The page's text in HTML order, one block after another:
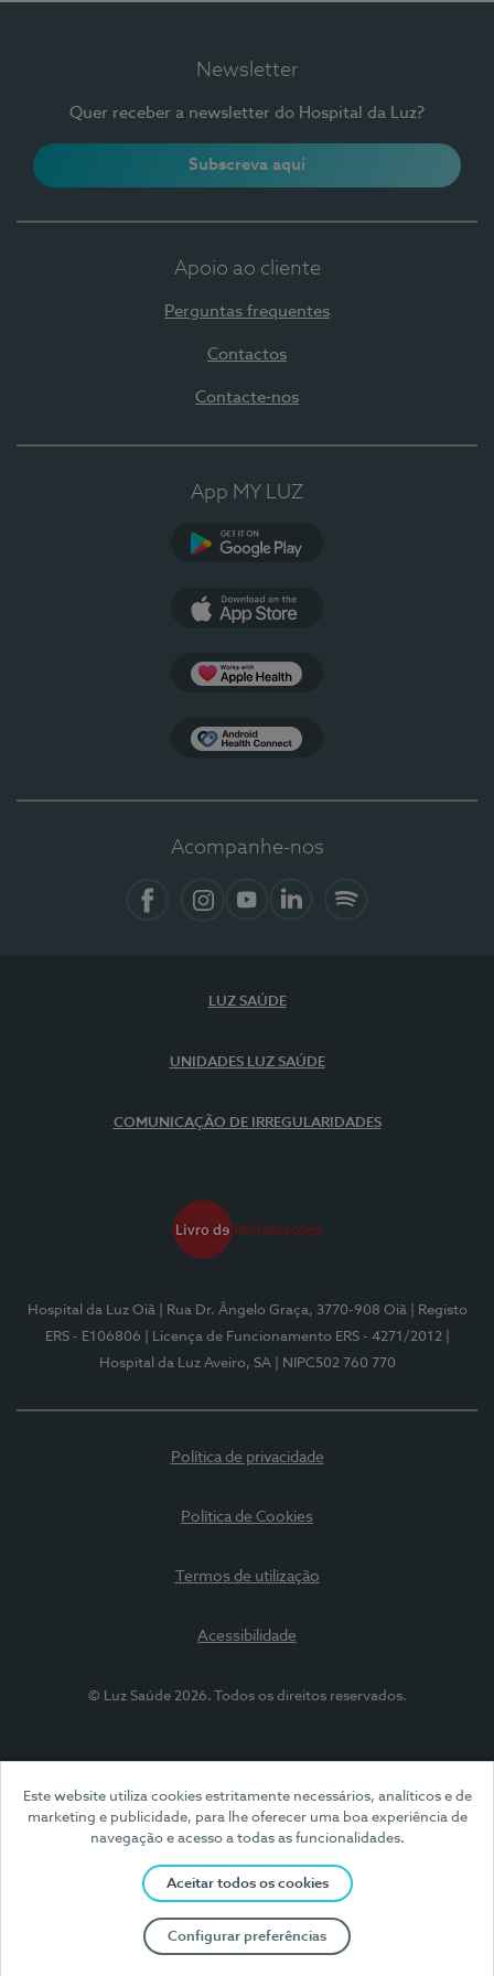
Este website utiliza cookies estritamente necessários, analíticos e de
marketing e publicidade, para lhe oferecer uma boa experiência de
navegação e acesso a todas as funcionalidades.
Aceitar todos os cookies
Configurar preferências
Newsletter
Quer receber a newsletter do Hospital da Luz?
Subscreva aqui
Apoio ao cliente
Perguntas frequentes
Contactos
Contacte-nos
App MY LUZ
Acompanhe-nos
LUZ SAÚDE
UNIDADES LUZ SAÚDE
COMUNICAÇÃO DE IRREGULARIDADES
Hospital da Luz Oiã | Rua Dr. Ângelo Graça, 3770-908 Oiã
| Registo
ERS - E106806
| Licença de Funcionamento ERS - 4271/2012
Hospital da Luz Aveiro, SA
| NIPC502 760 770
Política de privacidade
Política de Cookies
Termos de utilização
Acessibilidade
© Luz Saúde 2026. Todos os direitos reservados.